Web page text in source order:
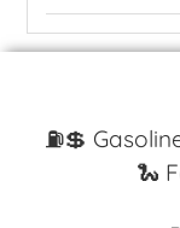
⛽️💲
🐍